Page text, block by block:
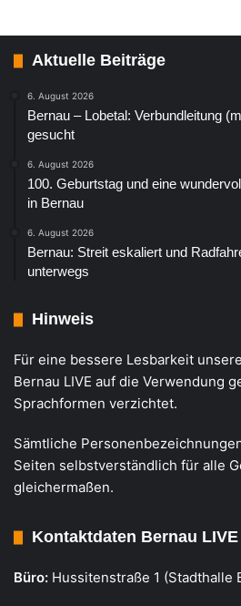
Aktuelle Beiträge
6. August 2026
Bernau – Lobetal: Verbundleitung
gesucht
6. August 2026
100. Geburtstag und eine
in Bernau
6. August 2026
Bernau: Streit eskaliert und
unterwegs
Hinweis
Für eine bessere Lesbarkeit
Bernau LIVE auf die Verwendung
Sprachformen verzichtet.
Sämtliche
Seiten selbstverständlich für alle
gleichermaßen.
Kontaktdaten Bernau LIVE
Büro: Hussitenstraße 1 (Stadthalle